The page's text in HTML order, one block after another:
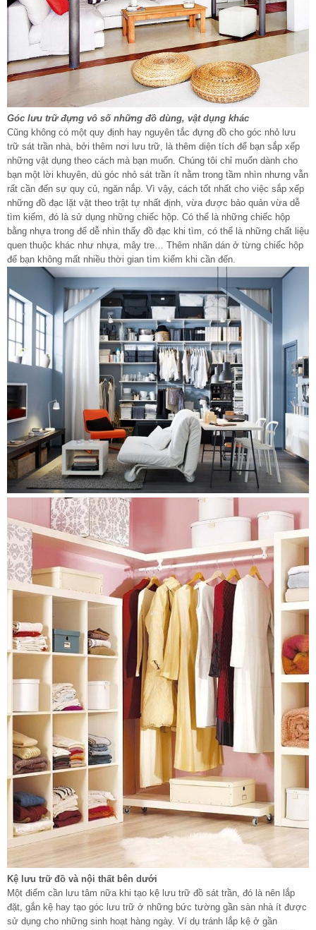
Góc lưu trữ đựng vô số những đồ dùng, vật dụng khác
Cũng không có một quy định hay nguyên tắc đựng đồ cho góc nhỏ lưu
trữ sát trần nhà, bởi thêm nơi lưu trữ, là thêm diện tích để bạn sắp xếp
những vật dụng theo cách mà bạn muốn. Chúng tôi chỉ muốn dành cho
bạn một lời khuyên, dù góc nhỏ sát trần ít nằm trong tầm nhìn nhưng vẫn
rất cần đến sự quy củ, ngăn nắp. Vì vậy, cách tốt nhất cho việc sắp xếp
những đồ đạc lặt vặt theo trật tự nhất định, vừa được bảo quản vừa dễ
tìm kiếm, đó là sử dụng những chiếc hộp. Có thể là những chiếc hộp
bằng nhựa trong để dễ nhìn thấy đồ đạc khi tìm, có thể là những chất liệu
quen thuộc khác như nhựa, mây tre… Thêm nhãn dán ở từng chiếc hộp
để bạn không mất nhiều thời gian tìm kiếm khi cần đến.
Kệ lưu trữ đồ và nội thất bên dưới
Một điểm cần lưu tâm nữa khi tạo kệ lưu trữ đồ sát trần, đó là nên lắp
đặt, gắn kệ hay tạo góc lưu trữ ở những bức tường gần sàn nhà ít được
sử dụng cho những sinh hoạt hàng ngày. Ví dụ tránh lắp kệ ở gần